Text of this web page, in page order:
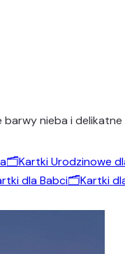
barwy nieba i
🗂️Kartki Urodzinowe
dla Babci🗂️Kartki